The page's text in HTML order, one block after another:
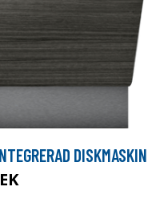
DISKMASKIN